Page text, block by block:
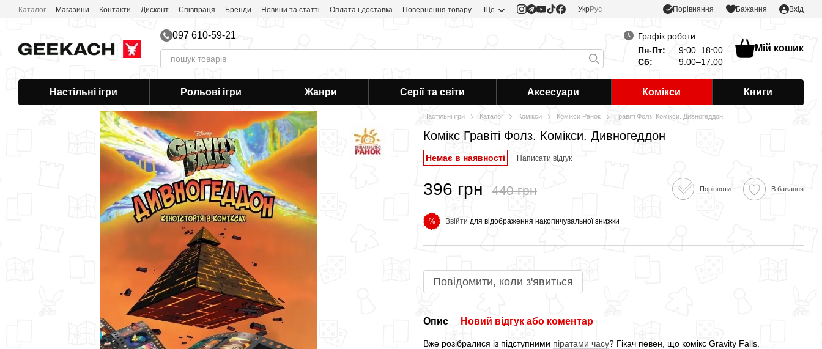
Перейти до основного контенту
Каталог Магазини Контакти Дисконт Співпраця Бренди Новини та статті Оплата і доставка Повернення товару Ще УкрРус Порівняння Бажання Вхід
097 610-59-21
Графік роботи:
Пн-Пт:
9:00–18:00
Сб:
9:00–17:00
Мій кошик
Настільні ігри Рольові ігри Жанри Серії та світи Аксесуари Комікси Книги
Настільні ігри Каталог Комікси Комікси Ранок Гравіті Фолз. Комікси. Дивногеддон
Комікс Гравіті Фолз. Комікси. Дивногеддон
Немає в наявності Написати відгук
396 грн 440 грн Порівняти В бажання
% Ввійти для відображення накопичувальної знижки
Повідомити, коли з'явиться
Опис Новий відгук або коментар
Вже розібралися із підступними піратами часу? Гікач певен, що комікс Gravity Falls.